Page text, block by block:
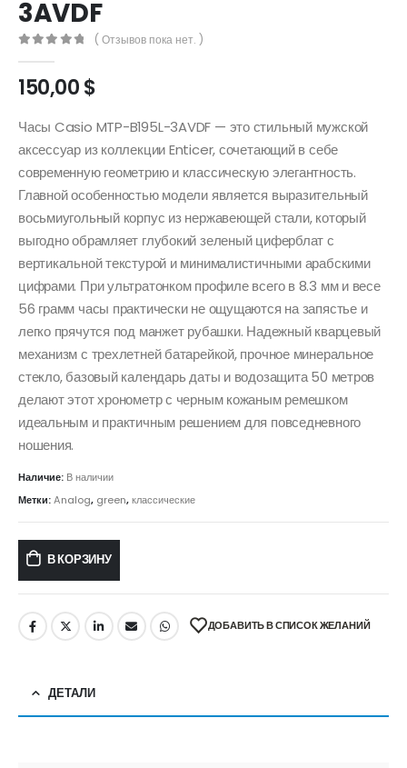
3AVDF
( Отзывов пока нет. )
150,00$
Часы Casio MTP-B195L-3AVDF — это стильный мужской
аксессуар из коллекции Enticer, сочетающий в себе
современную геометрию и классическую элегантность.
Главной особенностью модели является выразительный
восьмиугольный корпус из нержавеющей стали, который
выгодно обрамляет глубокий зеленый циферблат с
вертикальной текстурой и минималистичными арабскими
цифрами. При ультратонком профиле всего в 8.3 мм и весе
56 грамм часы практически не ощущаются на запястье и
легко прячутся под манжет рубашки. Надежный кварцевый
механизм с трехлетней батарейкой, прочное минеральное
стекло, базовый календарь даты и водозащита 50 метров
делают этот хронометр с черным кожаным ремешком
идеальным и практичным решением для повседневного
ношения.
Наличие: В наличии
Метки:Analog, green,классические
В КОРЗИНУ
ДОБАВИТЬ В СПИСОК ЖЕЛАНИЙ
ДЕТАЛИ